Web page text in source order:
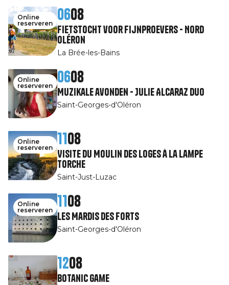
Online
reserveren
0608
Fietstocht voor fijnproevers - Nord
Oléron
La Brée-les-Bains
Online
reserveren
0608
Muzikale avonden - Julie Alcaraz Duo
Saint-Georges-d'Oléron
Online
reserveren
1108
Visite du Moulin des Loges à la Lampe
Torche
Saint-Just-Luzac
Online
reserveren
1108
Les Mardis des Forts
Saint-Georges-d'Oléron
1208
Botanic game